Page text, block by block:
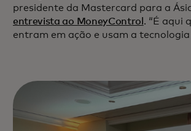
presidente da Mastercard para a
entrevista ao MoneyControl . “É aqui
entram em ação e usam a